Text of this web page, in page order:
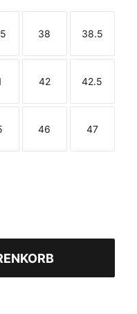
Größe
38
Größe
38.5
Größe
42
Größe
42.5
Größe
46
Größe
47